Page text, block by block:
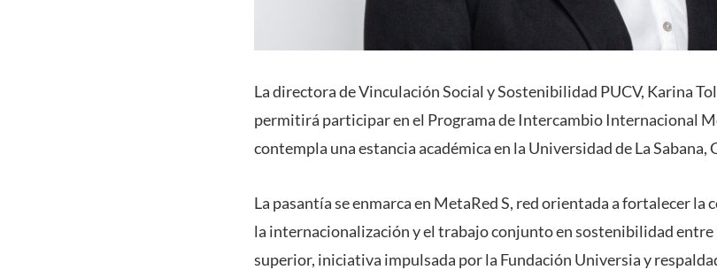
La directora de Vinculación Social y Sostenibilidad PUCV, Karina
permitirá participar en el Programa de Intercambio Internacional
contempla una estancia académica en la Universidad de La
La pasantía se enmarca en MetaRed S, red orientada a fortalecer
la internacionalización y el trabajo conjunto en sostenibilidad
superior, iniciativa impulsada por la Fundación Universia y